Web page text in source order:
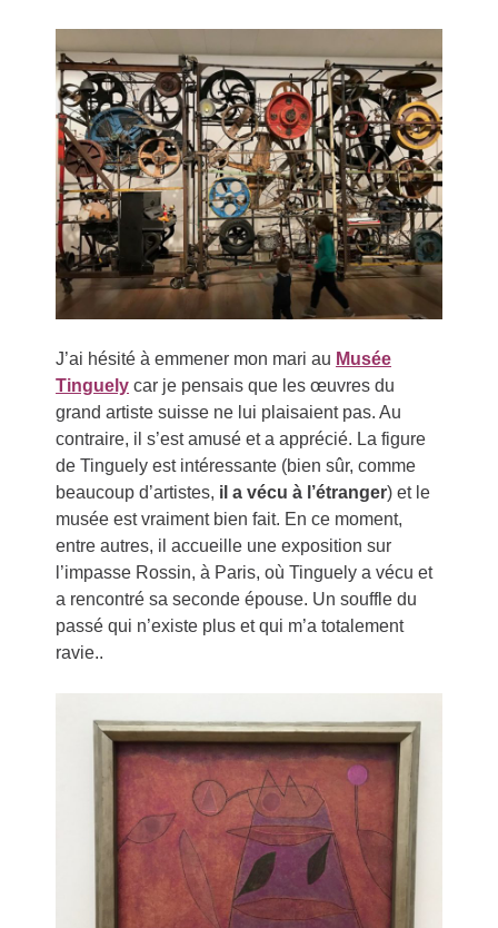
J’ai hésité à emmener mon mari au Musée
Tinguely car je pensais que les œuvres du
grand artiste suisse ne lui plaisaient pas. Au
contraire, il s’est amusé et a apprécié. La figure
de Tinguely est intéressante (bien sûr, comme
beaucoup d’artistes, il a vécu à l’étranger) et le
musée est vraiment bien fait. En ce moment,
entre autres, il accueille une exposition sur
l’impasse Rossin, à Paris, où Tinguely a vécu et
a rencontré sa seconde épouse. Un souffle du
passé qui n’existe plus et qui m’a totalement
ravie..